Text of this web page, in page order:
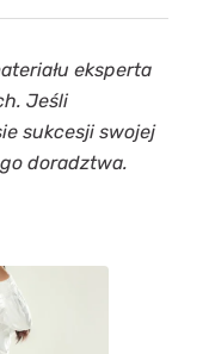
eksperta
Jeśli
sukcesji swojej
doradztwa.